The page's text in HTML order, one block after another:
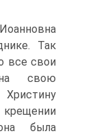
Так
все свои
свою
была